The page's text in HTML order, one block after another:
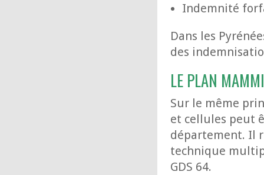
Indemnité
Dans les
des
LE PLAN
Sur le même
et cellules peut
département. Il
technique
GDS 64.